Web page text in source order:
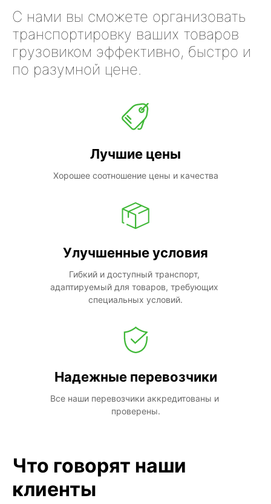
С нами вы сможете организовать
транспортировку ваших товаров
грузовиком эффективно, быстро и
по разумной цене.
Лучшие цены
Хорошее соотношение цены и качества
Улучшенные условия
Гибкий и доступный транспорт,
адаптируемый для товаров, требующих
специальных условий.
Надежные перевозчики
Все наши перевозчики аккредитованы и
проверены.
Что говорят наши
клиенты